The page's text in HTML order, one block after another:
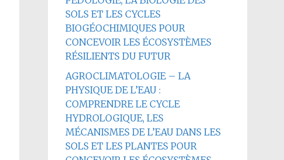
SOLS ET LES CYCLES
BIOGÉOCHIMIQUES POUR
CONCEVOIR LES ÉCOSYSTÈMES
RÉSILIENTS DU FUTUR
AGROCLIMATOLOGIE – LA
PHYSIQUE DE L’EAU :
COMPRENDRE LE CYCLE
HYDROLOGIQUE, LES
MÉCANISMES DE L’EAU DANS LES
SOLS ET LES PLANTES POUR